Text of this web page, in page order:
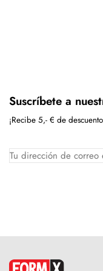
Suscríbete a
¡Recibe 5,- € de